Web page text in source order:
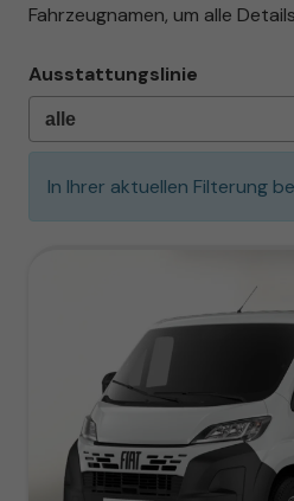
Fahrzeugnamen, um alle
Ausstattungslinie
In Ihrer aktuellen Filterung